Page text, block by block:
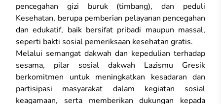
pencegahan gizi buruk (timbang), dan peduli
Kesehatan, berupa pemberian pelayanan pencegahan
dan edukatif, baik bersifat pribadi maupun massal,
seperti bakti sosial pemeriksaan kesehatan gratis.
Melalui semangat dakwah dan kepedulian terhadap
sesama, pilar sosial dakwah Lazismu Gresik
berkomitmen untuk meningkatkan kesadaran dan
partisipasi masyarakat dalam kegiatan sosial
keagamaan, serta memberikan dukungan kepada